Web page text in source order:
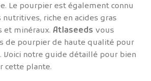
Le pourpier est également connu
riche en acides gras
et minéraux. Atlaseeds vous
de pourpier de haute qualité pour
Voici notre guide détaillé pour bien
cette plante.